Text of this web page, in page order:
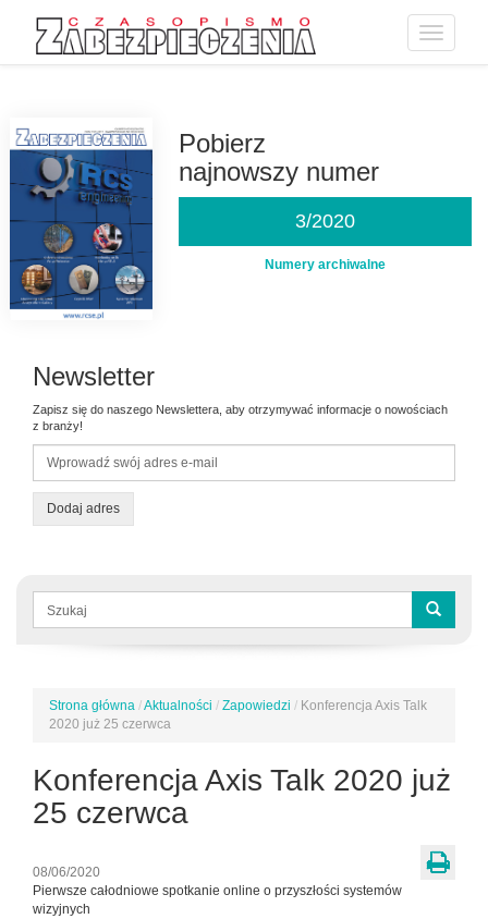
Toggle
Pobierz
najnowszy numer
3/2020
Numery archiwalne
Newsletter
Zapisz się do naszego Newslettera, aby otrzymywać informacje o nowościach
z branży!
Dodaj adres
Formularz
wyszukiwania
Jesteś
tutaj
Strona główna /Aktualności / Zapowiedzi / Konferencja Axis Talk
2020 już 25 czerwca
Konferencja Axis Talk 2020 już
25 czerwca
08/06/2020
Pierwsze całodniowe spotkanie online o przyszłości systemów
wizyjnych